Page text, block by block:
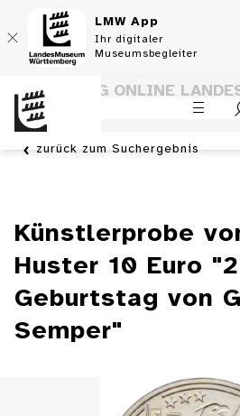
LMW App
Ihr digitaler
Museumsbegleiter
SAMMLUNG ONLINE
WÜRTTEMBERG
zurück zum Suchergebnis
Künstlerprobe
Huster 10 Euro
Geburtstag von
Semper"